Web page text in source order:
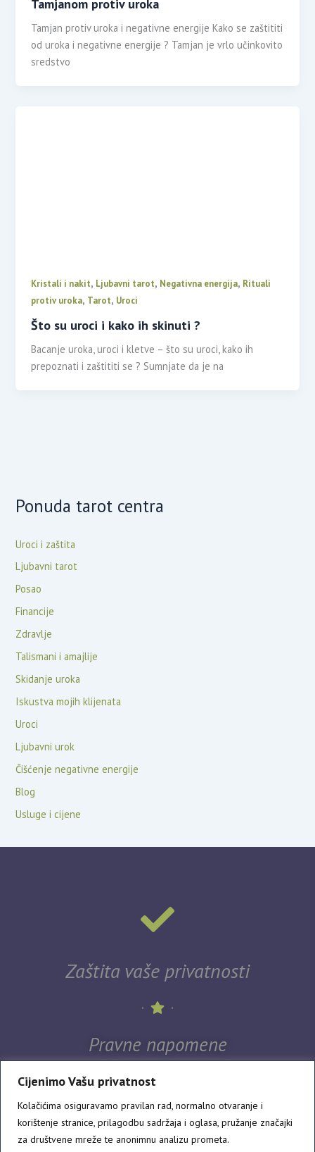
Cijenimo Vašu privatnost
Kolačićima osiguravamo pravilan rad, normalno otvaranje i
korištenje stranice, prilagodbu sadržaja i oglasa, pružanje značajki
za društvene mreže te anonimnu analizu prometa.
Tamjanom protiv uroka
Tamjan protiv uroka i negativne energije Kako se zaštititi
od uroka i negativne energije ? Tamjan je vrlo učinkovito
sredstvo
Kristali i nakit, Ljubavni tarot, Negativna energija, Rituali
protiv uroka, Tarot, Uroci
Što su uroci i kako ih skinuti ?
Bacanje uroka, uroci i kletve – što su uroci, kako ih
prepoznati i zaštititi se ? Sumnjate da je na
Ponuda tarot centra
Uroci i zaštita
Ljubavni tarot
Posao
Financije
Zdravlje
Talismani i amajlije
Skidanje uroka
Iskustva mojih klijenata
Uroci
Ljubavni urok
Čišćenje negativne energije
Blog
Usluge i cijene
Zaštita vaše privatnosti
Pravne napomene